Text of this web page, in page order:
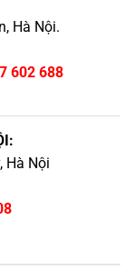
Hà Nội.
602 688
Hà Nội